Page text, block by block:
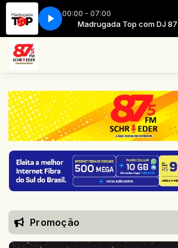
00:00 - 07:00
Madrugada Top com DJ 87
Promoção